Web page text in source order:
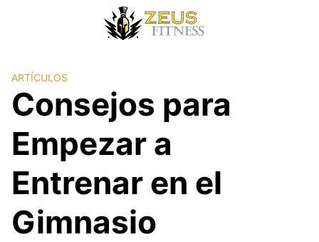
ARTÍCULOS
Consejos para
Empezar a
Entrenar en el
Gimnasio